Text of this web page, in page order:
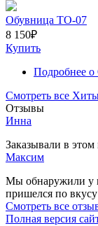
Обувница ТО-07
8 150₽
Купить
Подробнее о
Смотреть все
Отзывы
Инна
Заказывали в этом
Максим
Мы обнаружили у
пришелся по
Смотреть все
Полная версия